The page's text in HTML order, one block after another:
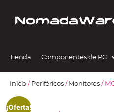
Tienda Componentes de PC
Inicio / Periféricos / Monitores /
¡Oferta!